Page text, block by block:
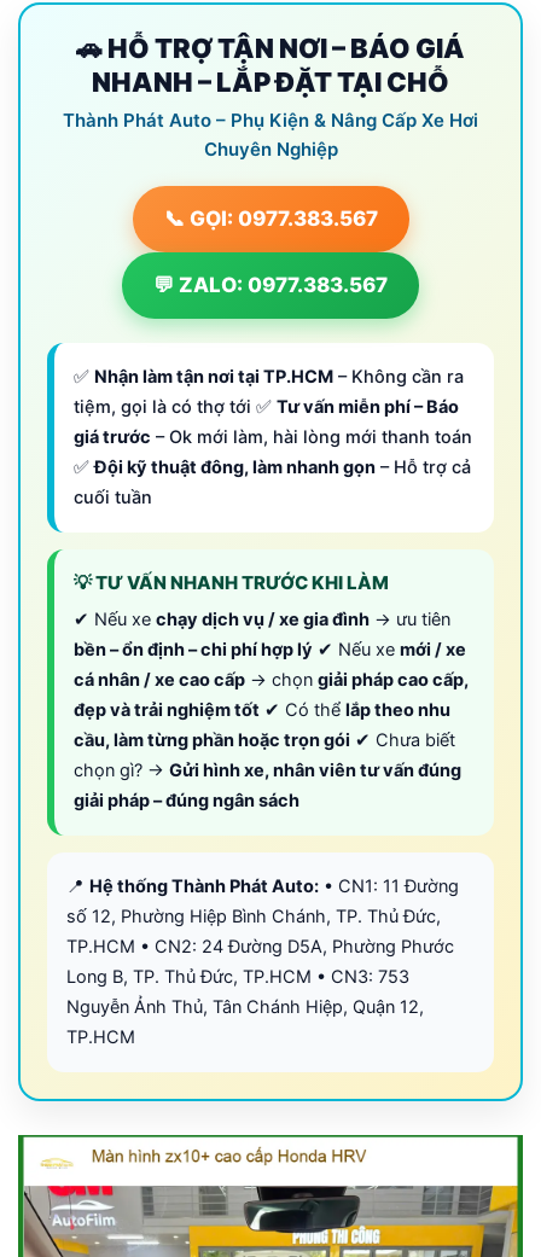
🚗 HỖ TRỢ TẬN NƠI – BÁO GIÁ
NHANH – LẮP ĐẶT TẠI CHỖ
Thành Phát Auto – Phụ Kiện & Nâng Cấp Xe Hơi
Chuyên Nghiệp
📞 GỌI: 0977.383.567
💬 ZALO: 0977.383.567
✅ Nhận làm tận nơi tại TP.HCM – Không cần ra
tiệm, gọi là có thợ tới ✅ Tư vấn miễn phí – Báo
giá trước – Ok mới làm, hài lòng mới thanh toán
✅Đội kỹ thuật đông, làm nhanh gọn – Hỗ trợ cả
cuối tuần
💡 TƯ VẤN NHANH TRƯỚC KHI LÀM
✔ Nếu xe chạy dịch vụ / xe gia đình → ưu tiên
bền – ổn định – chi phí hợp lý ✔ Nếu xe mới / xe
cá nhân / xe cao cấp → chọn giải pháp cao cấp,
đẹp và trải nghiệm tốt ✔ Có thể lắp theo nhu
cầu, làm từng phần hoặc trọn gói ✔ Chưa biết
chọn gì? → Gửi hình xe, nhân viên tư vấn đúng
giải pháp – đúng ngân sách
📍 Hệ thống Thành Phát Auto: • CN1: 11 Đường
số 12, Phường Hiệp Bình Chánh, TP. Thủ Đức,
TP.HCM • CN2: 24 Đường D5A, Phường Phước
Long B, TP. Thủ Đức, TP.HCM • CN3: 753
Nguyễn Ảnh Thủ, Tân Chánh Hiệp, Quận 12,
TP.HCM